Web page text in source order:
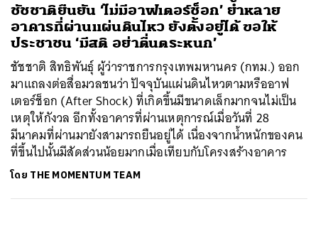
ชัชชาติยืนยัน ‘ไม่มีอาฟเตอร์ช็อก’ ย้ำหลาย
อาคารที่ผ่านแผ่นดินไหว ยังตั้งอยู่ได้ ขอให้
ประชาชน ‘มีสติ อย่าตื่นตระหนก’
ชัชชาติ สิทธิพันธุ์ ผู้ว่าราชการกรุงเทพมหานคร (กทม.) ออก
มาแถลงต่อสื่อมวลชนว่า ปัจจุบันแผ่นดินไหวตามหรืออาฟ
เตอร์ช็อก (After Shock) ที่เกิดขึ้นมีขนาดเล็กมากจนไม่เป็น
เหตุให้กังวล อีกทั้งอาคารที่ผ่านเหตุการณ์เมื่อวันที่ 28
มีนาคมที่ผ่านมายังสามารถยืนอยู่ได้ เนื่องจากน้ำหนักของคน
ที่ขึ้นไปนั้นมีสัดส่วนน้อยมากเมื่อเทียบกับโครงสร้างอาคาร
โดย THE MOMENTUM TEAM